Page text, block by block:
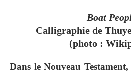
Boat
Calligraphie de
(photo :
Dans le Nouveau